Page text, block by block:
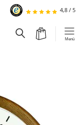
4,8 / 5
Menü
Warenkorb
Suchfeld